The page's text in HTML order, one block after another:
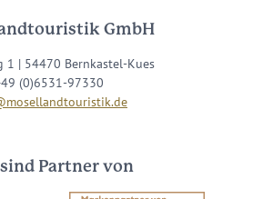
GmbH
1 | 54470 Bernkastel-Kues
(0)6531-97330
Partner von